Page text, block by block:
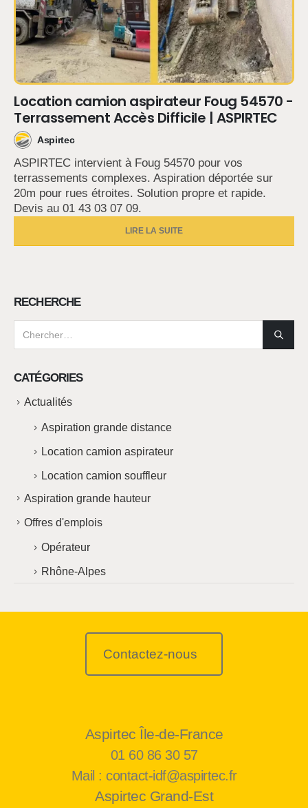
Location camion aspirateur Foug 54570 -
Terrassement Accès Difficile | ASPIRTEC
Aspirtec
ASPIRTEC intervient à Foug 54570 pour vos
terrassements complexes. Aspiration déportée sur
20m pour rues étroites. Solution propre et rapide.
Devis au 01 43 03 07 09.
LIRE LA SUITE
RECHERCHE
CATÉGORIES
Actualités
Aspiration grande distance
Location camion aspirateur
Location camion souffleur
Aspiration grande hauteur
Offres d'emplois
Opérateur
Rhône-Alpes
Contactez-nous
Aspirtec Île-de-France
01 60 86 30 57
Mail : contact-idf@aspirtec.fr
Aspirtec Grand-Est